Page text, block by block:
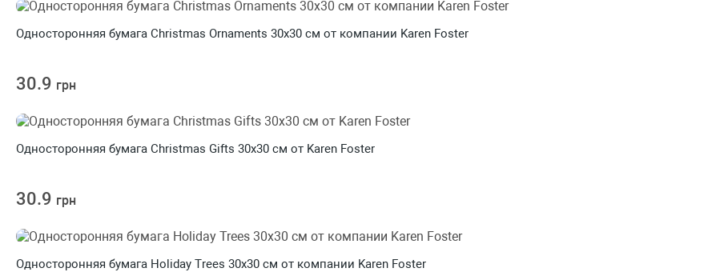
Односторонняя бумага Christmas Ornaments 30х30 см от компании Karen Foster
30.9 грн
Односторонняя бумага Christmas Gifts 30х30 см от Karen Foster
30.9 грн
Односторонняя бумага Holiday Trees 30х30 см от компании Karen Foster